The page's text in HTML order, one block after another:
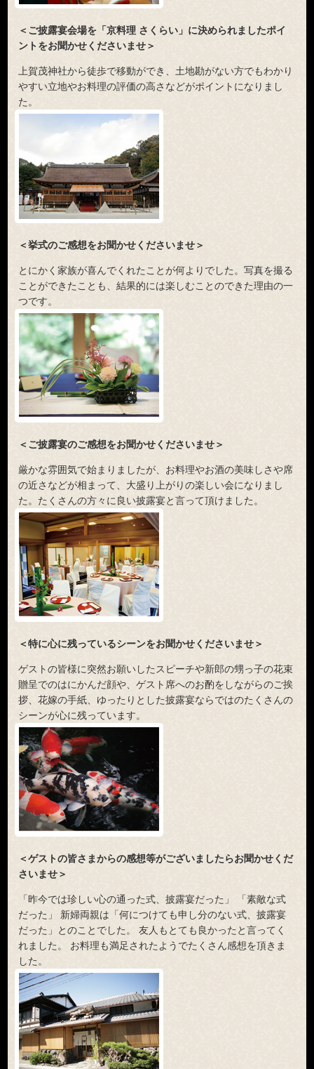
＜ご披露宴会場を「京料理 さくらい」に決められましたポイ
ントをお聞かせくださいませ＞
上賀茂神社から徒歩で移動ができ、土地勘がない方でもわかり
やすい立地やお料理の評価の高さなどがポイントになりまし
た。
＜挙式のご感想をお聞かせくださいませ＞
とにかく家族が喜んでくれたことが何よりでした。写真を撮る
ことができたことも、結果的には楽しむことのできた理由の一
つです。
＜ご披露宴のご感想をお聞かせくださいませ＞
厳かな雰囲気で始まりましたが、お料理やお酒の美味しさや席
の近さなどが相まって、大盛り上がりの楽しい会になりまし
た。たくさんの方々に良い披露宴と言って頂けました。
＜特に心に残っているシーンをお聞かせくださいませ＞
ゲストの皆様に突然お願いしたスピーチや新郎の甥っ子の花束
贈呈でのはにかんだ顔や、ゲスト席へのお酌をしながらのご挨
拶、花嫁の手紙、ゆったりとした披露宴ならではのたくさんの
シーンが心に残っています。
＜ゲストの皆さまからの感想等がございましたらお聞かせくだ
さいませ＞
「昨今では珍しい心の通った式、披露宴だった」 「素敵な式
だった」 新婦両親は「何につけても申し分のない式、披露宴
だった」とのことでした。 友人もとても良かったと言ってく
れました。 お料理も満足されたようでたくさん感想を頂きま
した。